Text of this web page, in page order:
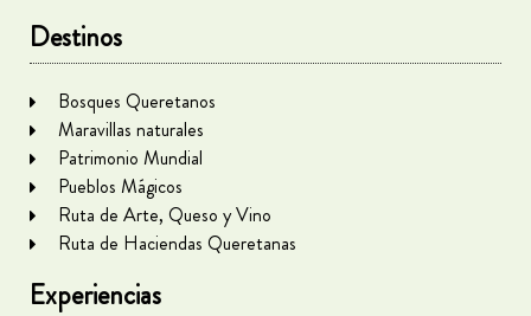
Destinos
Bosques Queretanos
Maravillas naturales
Patrimonio Mundial
Pueblos Mágicos
Ruta de Arte, Queso y Vino
Ruta de Haciendas Queretanas
Experiencias